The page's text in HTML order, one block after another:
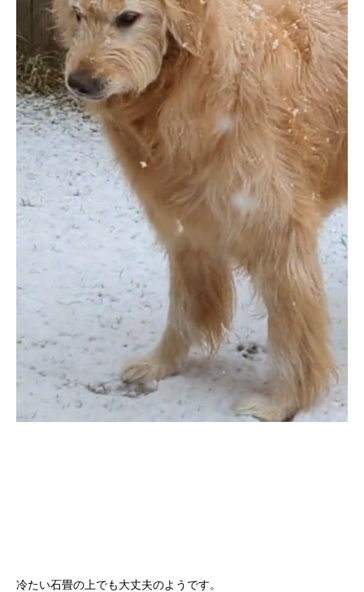
冷たい石畳の上でも大丈夫のようです。